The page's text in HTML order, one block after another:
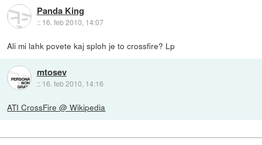
Panda King
:: 16. feb 2010, 14:07
Ali mi lahk povete kaj sploh je to crossfire? Lp
mtosev
:: 16. feb 2010, 14:16
ATI CrossFire @ Wikipedia